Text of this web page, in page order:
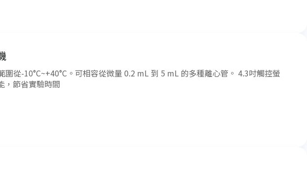
從-10°C~+40°C。可相容從微量 0.2 mL 到 5 mL 的多種離心管。 4.3吋觸控螢
，節省實驗時間